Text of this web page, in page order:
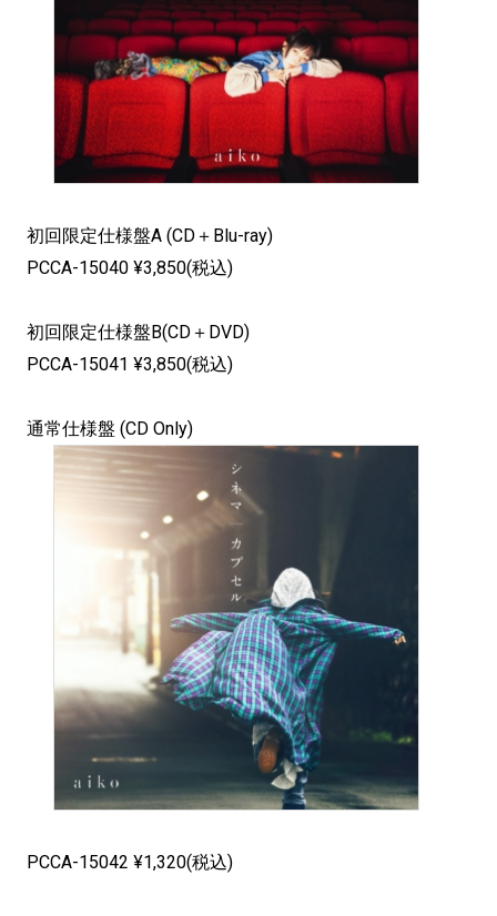
初回限定仕様盤A (CD＋Blu-ray)
PCCA-15040 ¥3,850(税込)
初回限定仕様盤B(CD＋DVD)
PCCA-15041 ¥3,850(税込)
通常仕様盤 (CD Only)
PCCA-15042 ¥1,320(税込)